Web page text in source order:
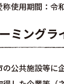
称使用期間：令
ミングラ
の公共施設等に